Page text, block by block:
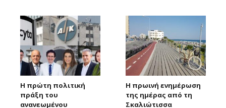
Η πρώτη πολιτική
πράξη του
ανανεωμένου
Η πρωινή ενημέρωση
της ημέρας από τη
Σκαλιώτισσα